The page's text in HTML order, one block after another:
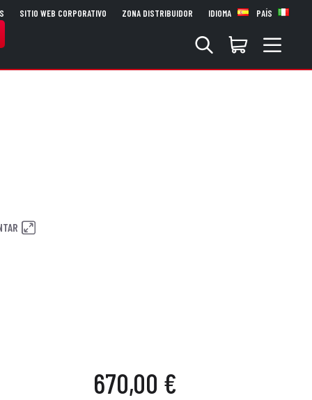
SITIO WEB CORPORATIVO ZONA DISTRIBUIDOR IDIOMA PAÍS
670,00 €